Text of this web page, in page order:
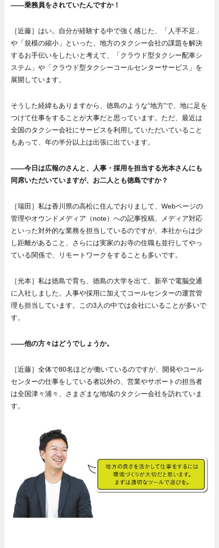
——乗務員をされていたんですか！
［近藤］はい。自分が経験する中で強く感じた、「人手不足」
や「規模の縮小」といった、地方のタクシー会社の課題を解決
するお手伝いをしたいと考えて、「クラウド型タクシー配車シ
ステム」や「クラウド型タクシーコールセンターサービス」を
展開しています。
そうした経緯もありますから、徳島のような“地方”で、地に足を
つけて仕事をすることが大事だと思っています。ただ、最近は
全国のタクシー会社にサービスを利用していただいていること
もあって、年の半分以上は出張に出ています。
——今日は広報のさんと、人事・採用を担当する光本さんにも
同席いただいていますが、お二人とも徳島ですか？
［瑞田］私は香川県の高松に住んでおりまして、Webページの
管理やオウンドメディア（note）への記事投稿、メディア対応
といった対外的な業務を担当しているのですが、本社からは少
し距離があること、さらには実家のお寺の住職も並行してやっ
ている関係で、リモートワークをすることも多いです。
［光本］私は徳島で育ち、徳島の大学を出て、新卒で電脳交通
に入社しました。人事や採用に加えてコールセンターの運営管
理も担当しています。この3人の中では会社にいることが多いで
す。
——他の方々はどうでしょうか。
［近藤］全体で80名ほどが働いているのですが、開発やコール
センターの仕事をしている者以外の、営業やサポートの担当者
は全国津々浦々、さまざまな地域のタクシー会社を訪れていま
す。